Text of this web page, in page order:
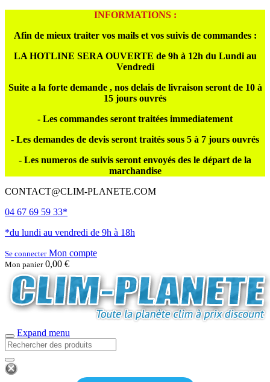
INFORMATIONS :
Afin de mieux traiter vos mails et vos suivis de commandes :
LA HOTLINE SERA OUVERTE de 9h à 12h du Lundi au
Vendredi
Suite a la forte demande , nos delais de livraison seront de 10 à
15 jours ouvrés
- Les commandes seront traitées immediatement
- Les demandes de devis seront traités sous 5 à 7 jours ouvrés
- Les numeros de suivis seront envoyés des le départ de la
marchandise
CONTACT@CLIM-PLANETE.COM
04 67 69 59 33*
*du lundi au vendredi de 9h à 18h
Se connecterMon compte
Mon panier 0,00 €
Expand menu